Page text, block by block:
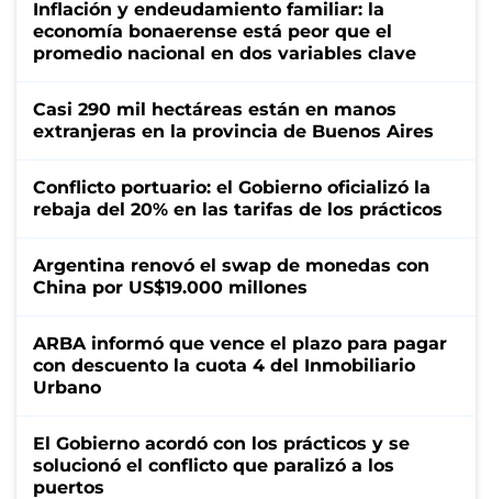
Inflación y endeudamiento familiar: la
economía bonaerense está peor que el
promedio nacional en dos variables clave
Casi 290 mil hectáreas están en manos
extranjeras en la provincia de Buenos Aires
Conflicto portuario: el Gobierno oficializó la
rebaja del 20% en las tarifas de los prácticos
Argentina renovó el swap de monedas con
China por US$19.000 millones
ARBA informó que vence el plazo para pagar
con descuento la cuota 4 del Inmobiliario
Urbano
El Gobierno acordó con los prácticos y se
solucionó el conflicto que paralizó a los
puertos